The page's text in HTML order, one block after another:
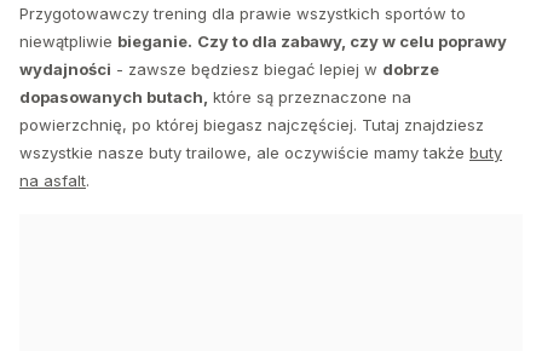
Przygotowawczy trening dla prawie wszystkich sportów to
niewątpliwie bieganie. Czy to dla zabawy, czy w celu poprawy
wydajności - zawsze będziesz biegać lepiej w dobrze
dopasowanych butach, które są przeznaczone na
powierzchnię, po której biegasz najczęściej. Tutaj znajdziesz
wszystkie nasze buty trailowe, ale oczywiście mamy także buty
na asfalt.